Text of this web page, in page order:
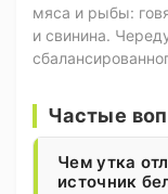
мяса и рыбы:
и свинина.
Частые
Чем утка
источник